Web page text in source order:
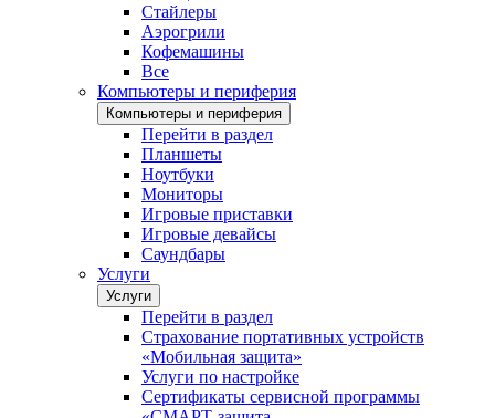
Стайлеры
Аэрогрили
Кофемашины
Все
Компьютеры и периферия
Компьютеры и периферия
Перейти в раздел
Планшеты
Ноутбуки
Мониторы
Игровые приставки
Игровые девайсы
Саундбары
Услуги
Услуги
Перейти в раздел
Страхование портативных устройств
«Мобильная защита»
Услуги по настройке
Сертификаты сервисной программы